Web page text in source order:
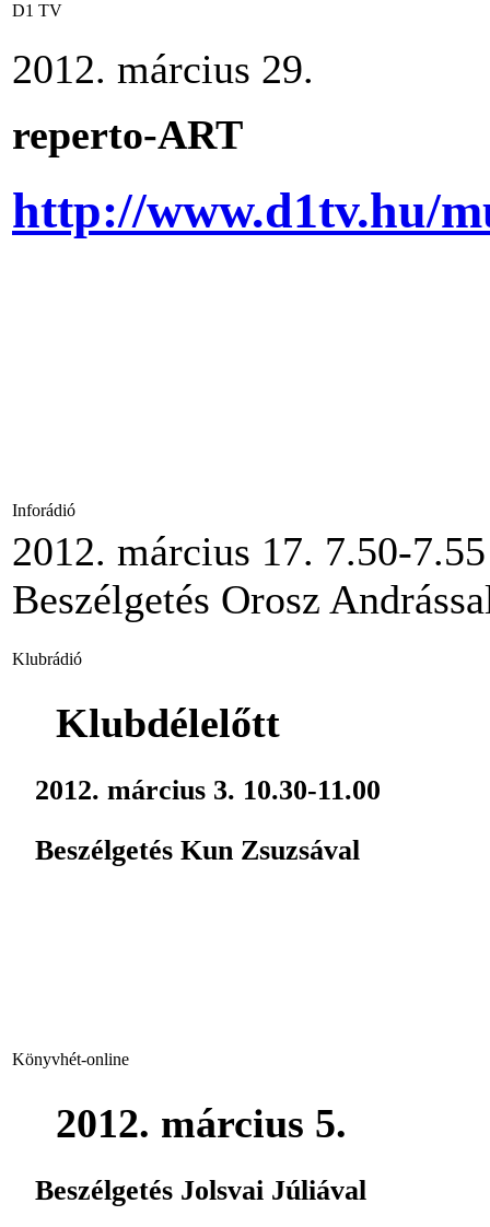
D1 TV
2012. március 29.
reperto-ART
http://www.d1tv.hu/
Inforádió
2012. március 17. 7.50-7.55
Beszélgetés Orosz
Klubrádió
Klubdélelőtt
2012. március 3. 10.30-11.00
Beszélgetés Kun Zsuzsával
Könyvhét-online
2012. március 5.
Beszélgetés Jolsvai Júliával